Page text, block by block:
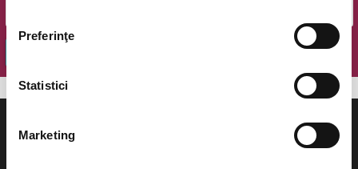
Preferinţe
Statistici
Marketing